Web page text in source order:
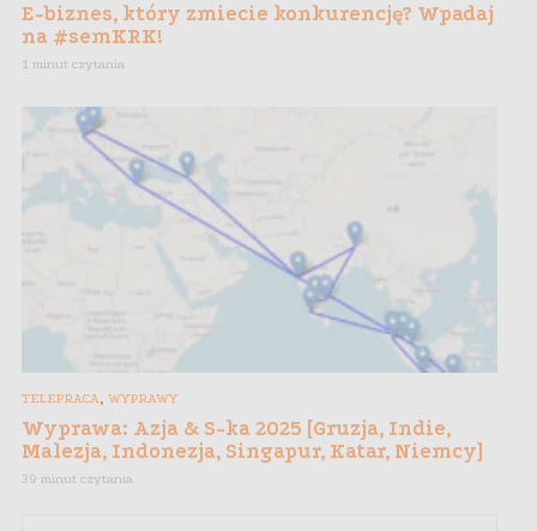
E-biznes, który zmiecie konkurencję? Wpadaj
na #semKRK!
1 minut czytania
TELEPRACA, WYPRAWY
Wyprawa: Azja & S-ka 2025 [Gruzja, Indie,
Malezja, Indonezja, Singapur, Katar, Niemcy]
39 minut czytania